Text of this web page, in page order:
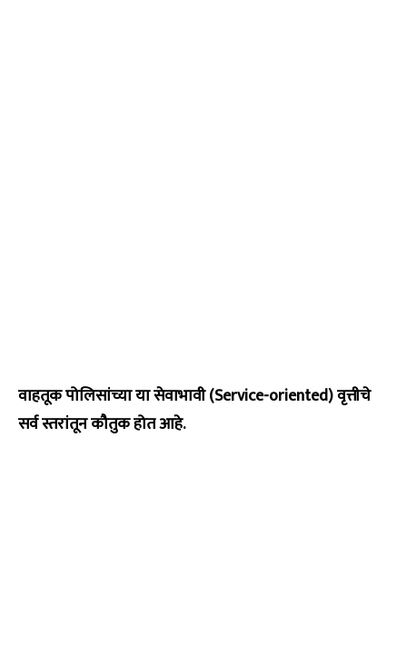
वाहतूक पोलिसांच्या या सेवाभावी (Service-oriented) वृत्तीचे
सर्व स्तरांतून कौतुक होत आहे.